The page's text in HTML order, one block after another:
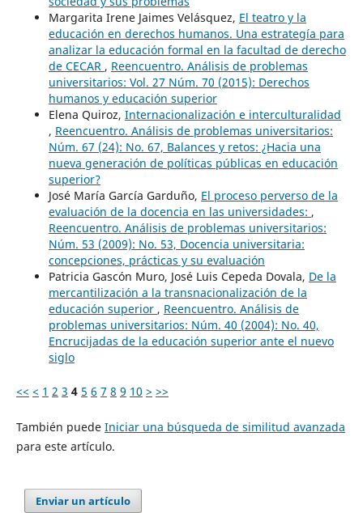
Margarita Irene Jaimes Velásquez, El teatro y la
educación en derechos humanos. Una estrategía para
analizar la educación formal en la facultad de derecho
de CECAR , Reencuentro. Análisis de problemas
universitarios: Vol. 27 Núm. 70 (2015): Derechos
humanos y educación superior
Elena Quiroz, Internacionalización e interculturalidad
, Reencuentro. Análisis de problemas universitarios:
Núm. 67 (24): No. 67, Balances y retos: ¿Hacia una
nueva generación de políticas públicas en educación
superior?
José María García Garduño, El proceso perverso de la
evaluación de la docencia en las universidades: ,
Reencuentro. Análisis de problemas universitarios:
Núm. 53 (2009): No. 53, Docencia universitaria:
concepciones, prácticas y su evaluación
Patricia Gascón Muro, José Luis Cepeda Dovala, De la
mercantilización a la transnacionalización de la
educación superior , Reencuentro. Análisis de
problemas universitarios: Núm. 40 (2004): No. 40,
Encrucijadas de la educación superior ante el nuevo
siglo
<< < 1 2 3 4 5 6 7 8 9 10 > >>
También puede Iniciar una búsqueda de similitud avanzada
para este artículo.
Enviar un artículo